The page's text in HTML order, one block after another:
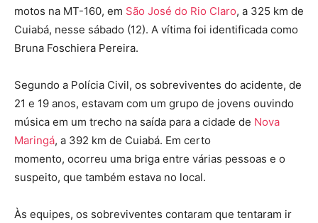
motos na MT-160, em São José do Rio Claro, a 325 km de
Cuiabá, nesse sábado (12). A vítima foi identificada como
Bruna Foschiera Pereira.
Segundo a Polícia Civil, os sobreviventes do acidente, de
21 e 19 anos, estavam com um grupo de jovens ouvindo
música em um trecho na saída para a cidade de Nova
Maringá, a 392 km de Cuiabá. Em certo
momento, ocorreu uma briga entre várias pessoas e o
suspeito, que também estava no local.
Às equipes, os sobreviventes contaram que tentaram ir